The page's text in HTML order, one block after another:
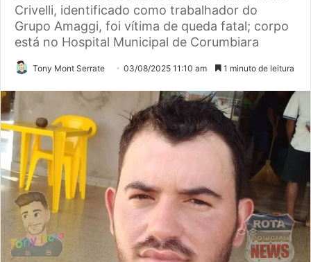
Crivelli, identificado como trabalhador do
Grupo Amaggi, foi vítima de queda fatal; corpo
está no Hospital Municipal de Corumbiara
Tony Mont Serrate 03/08/2025 11:10 am 1 minuto de leitura